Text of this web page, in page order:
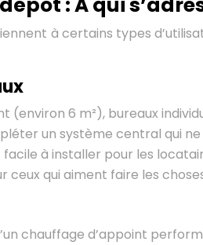
à certains types
(environ 6 m²), bureaux
un système central qui
à installer pour les
ceux qui aiment faire les
chauffage d’appoint